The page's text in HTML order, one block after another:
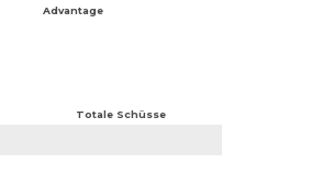
Advantage
Totale Schüsse